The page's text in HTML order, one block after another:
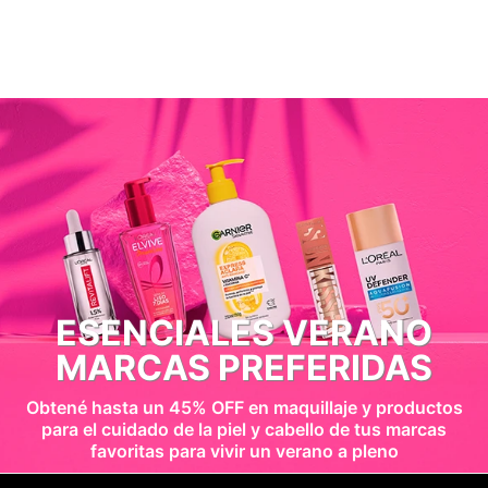
ESENCIALES VERANO
MARCAS PREFERIDAS
Obtené hasta un 45% OFF en maquillaje y productos
para el cuidado de la piel y cabello de tus marcas
favoritas para vivir un verano a pleno